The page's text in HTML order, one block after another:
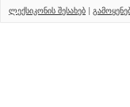
ლექსიკონის შესახებ |